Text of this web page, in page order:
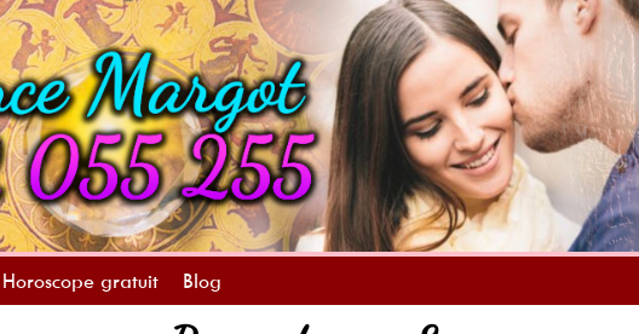
Horoscope gratuit Blog